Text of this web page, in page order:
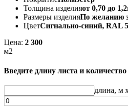
Толщина изделияот 0,70 до
Размеры изделияПо желанию
ЦветСигнально-синий, RAL
Цена: 2 300
м2
Введите длину листа и
длина, м